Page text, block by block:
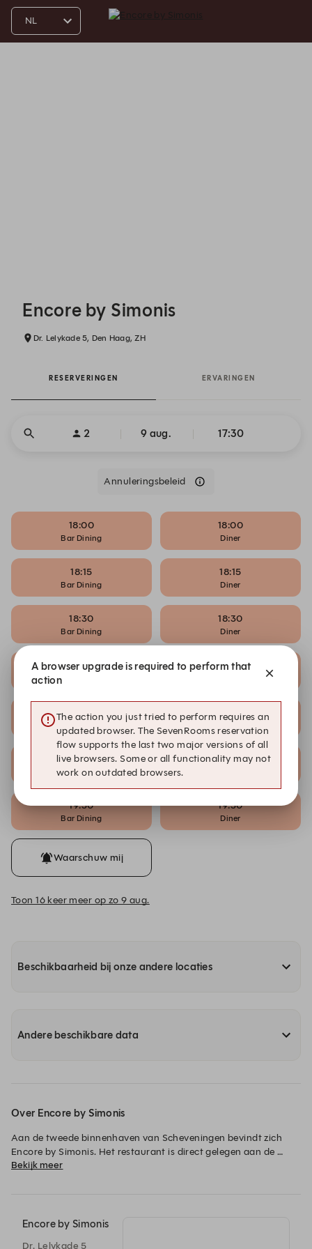
Encore by Simonis
Dr. Lelykade 5, Den Haag, ZH
RESERVERINGEN ERVARINGEN
2 9 aug. 17:30
Annuleringsbeleid
18:00
Bar Dining
18:00
Diner
18:15
Bar Dining
18:15
Diner
18:30
Bar Dining
18:30
Diner
18:45
Bar Dining
18:45
19:00 19:00
Diner
19:15
Bar Dining
19:15
19:30
Bar Dining
19:30
Diner
Waarschuw mij
Toon 16 keer meer op zo 9 aug.
Beschikbaarheid bij onze andere locaties
Andere beschikbare data
Over Encore by Simonis
Aan de tweede binnenhaven van Scheveningen bevindt zich
Encore by Simonis. Het restaurant is direct gelegen aan de
jachthaven en op een steenworp afstand van het Scheveningse
Bekijk meer
Encore by Simonis
Dr. Lelykade 5
A browser upgrade is required to perform that
action
The action you just tried to perform requires an
updated browser. The SevenRooms reservation
flow supports the last two major versions of all
live browsers. Some or all functionality may not
work on outdated browsers.